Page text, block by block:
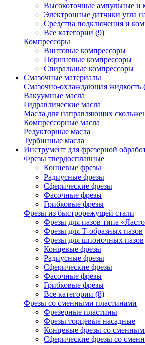
Высокоточные ампульные и
Электронные датчики угла
Средства подключения и
Все категории (9)
Компрессоры
Винтовые компрессоры
Поршневые компрессоры
Спиральные компрессоры
Смазочные материалы
Смазочно-охлаждающая
Вакуумные масла
Гидравлические масла
Масла для направляющих
Компрессорные масла
Редукторные масла
Турбинные масла
Инструмент для фрезерной
Фрезы твердосплавные
Концевые фрезы
Радиусные фрезы
Сферические фрезы
Фасочные фрезы
Грибковые фрезы
Фрезы из быстрорежущей стали
Фрезы для пазов типа
Фрезы для Т-образных пазов
Фрезы для шпоночных пазов
Концевые фрезы
Радиусные фрезы
Сферические фрезы
Фасочные фрезы
Грибковые фрезы
Все категории (8)
Фрезы со сменными пластинами
Фрезерные пластины
Фрезы торцевые насадные
Концевые фрезы со
Сферические фрезы со